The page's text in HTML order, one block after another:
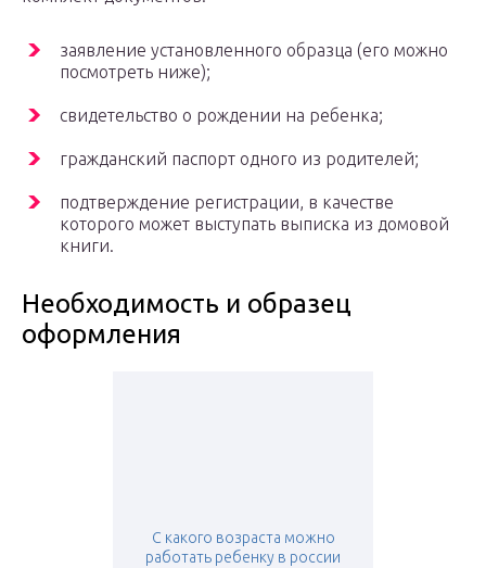
заявление установленного образца (его можно
посмотреть ниже);
свидетельство о рождении на ребенка;
гражданский паспорт одного из родителей;
подтверждение регистрации, в качестве
которого может выступать выписка из домовой
книги.
Необходимость и образец
оформления
С какого возраста можно
работать ребенку в россии